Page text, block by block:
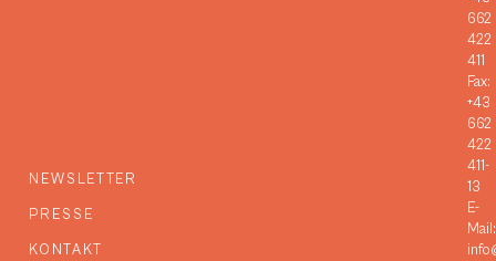
NEWSLETTER
PRESSE
KONTAKT
662
422
411
Fax:
+43
662
422
411-
13
E-
Mail: